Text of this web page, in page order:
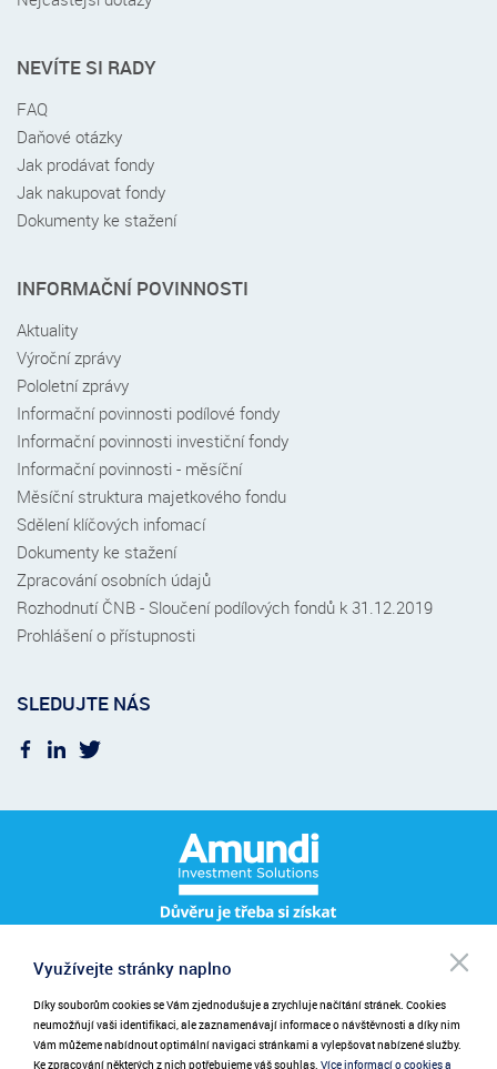
NEVÍTE SI RADY
FAQ
Daňové otázky
Jak prodávat fondy
Jak nakupovat fondy
Dokumenty ke stažení
INFORMAČNÍ POVINNOSTI
Aktuality
Výroční zprávy
Pololetní zprávy
Informační povinnosti podílové fondy
Informační povinnosti investiční fondy
Informační povinnosti - měsíční
Měsíční struktura majetkového fondu
Sdělení klíčových infomací
Dokumenty ke stažení
Zpracování osobních údajů
Rozhodnutí ČNB - Sloučení podílových fondů k 31.12.2019
Prohlášení o přístupnosti
SLEDUJTE NÁS
NEWSLETTER
Pro přihlášení k odběru novinek zadejte prosím váš e-mail.
Zadáním emailu poskytujete souhlas se zasíláním novinek.
Využívejte stránky naplno
Díky souborům cookies se Vám zjednodušuje a zrychluje načítání stránek. Cookies
neumožňují vaši identifikaci, ale zaznamenávají informace o návštěvnosti a díky nim
Vám můžeme nabídnout optimální navigaci stránkami a vylepšovat nabízené služby.
Ke zpracování některých z nich potřebujeme váš souhlas. Více informací o cookies a